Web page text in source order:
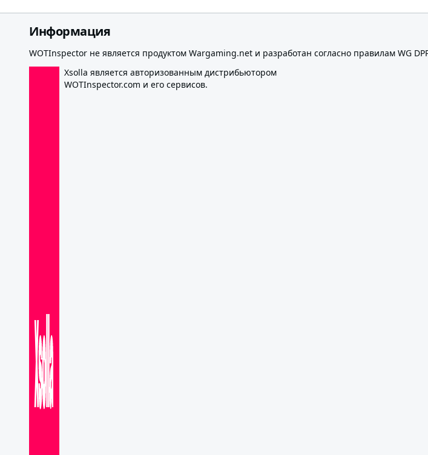
Информация
WOTInspector не является продуктом Wargaming.net и разработан согласно правилам WG
Xsolla является авторизованным дистрибьютором
WOTInspector.com и его сервисов.